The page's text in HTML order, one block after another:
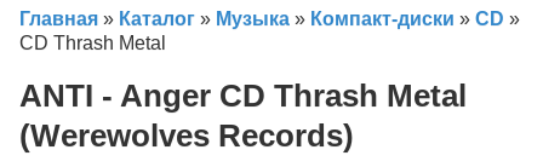
Главная » Каталог » Музыка » Компакт-диски » CD »
CD Thrash Metal
ANTI - Anger CD Thrash Metal
(Werewolves Records)